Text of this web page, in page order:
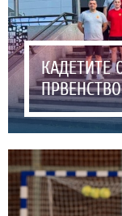
КАДЕТИТЕ